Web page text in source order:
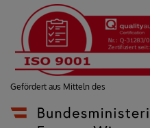
Gefördert aus Mitteln des